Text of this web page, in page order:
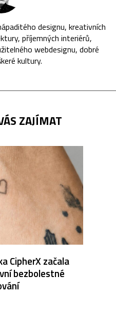
designu, kreativních
příjemných interiérů,
webdesignu, dobré
kultury.
ZAJÍMAT
CipherX začala
bezbolestné